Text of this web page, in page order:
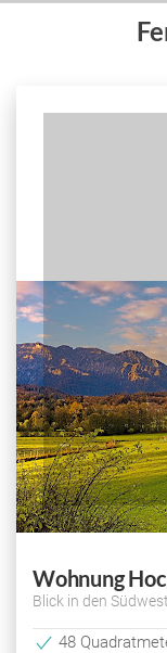
Wohnung
Blick in den
48